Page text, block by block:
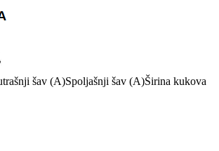
šav (A)Spoljašnji šav (A)Širina kukova